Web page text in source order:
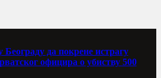
да покрене истрагу
официра о убиству 500